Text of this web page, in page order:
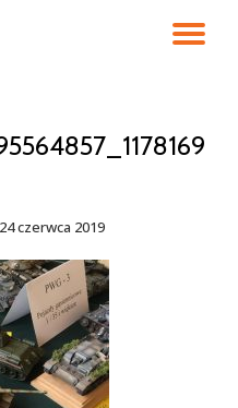
24 czerwca 2019